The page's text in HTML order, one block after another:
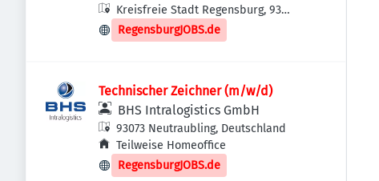
Kreisfreie Stadt Regensburg, 93
Regensburg, Deutschland
RegensburgJOBS.de
Technischer Zeichner (m/w/d)
BHS Intralogistics GmbH
93073 Neutraubling, Deutschland
Teilweise Homeoffice
RegensburgJOBS.de